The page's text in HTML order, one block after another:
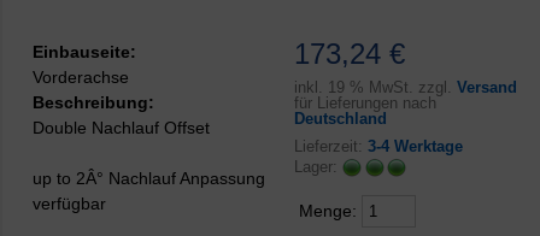
173,24 €
inkl. 19 % MwSt. zzgl. Versand
für Lieferungen nach
Deutschland
Lieferzeit: 3-4 Werktage
Lager:
Menge:
Einbauseite:
Vorderachse
Beschreibung:
Double Nachlauf Offset
up to 2Â° Nachlauf Anpassung
verfügbar